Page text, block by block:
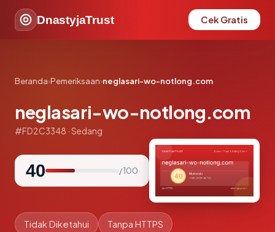
DnastyjaTrust Cek Gratis
Beranda›Pemeriksaan›neglasari-wo-notlong.com
neglasari-wo-notlong.com
#FD2C3348 · Sedang
40 / 100
Tidak Diketahui Tanpa HTTPS